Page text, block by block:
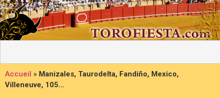
Accueil » Manizales, Taurodelta, Fandiño, Mexico,
Villeneuve, 105…